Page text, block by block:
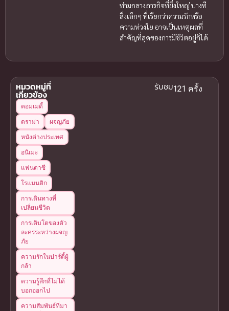
ท่ามกลางภารกิจที่ยิ่งใหญ่ บางที
สิ่งเล็กๆ ที่เรียกว่าความรักหรือ
ความห่วงใย อาจเป็นเหตุผลที่
สำคัญที่สุดของการมีชีวิตอยู่ก็ได้
รับชม121 ครั้ง
หมวดหมู่ที่
เกี่ยวข้อง
คอมเมดี้
ดราม่า
ผจญภัย
หนังต่างประเทศ
อนิเมะ
แฟนตาซี
โรแมนติก
การเดินทางที่
เปลี่ยนชีวิต
การเติบโตของตัว
ละครระหว่างผจญ
ภัย
ความรักในปาร์ตี้ผู้
กล้า
ความรู้สึกที่ไม่ได้
บอกออกไป
ความสัมพันธ์ที่มา